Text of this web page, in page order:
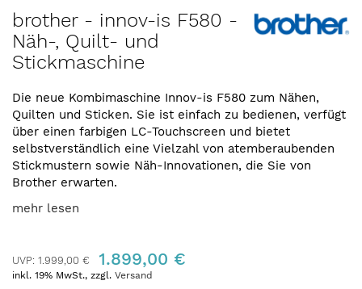
Zum
Anfang
der
Bildergalerie
brother - innov-is F580 -
Näh-, Quilt- und
Stickmaschine
Die neue Kombimaschine Innov-is F580 zum Nähen,
Quilten und Sticken. Sie ist einfach zu bedienen, verfügt
über einen farbigen LC-Touchscreen und bietet
selbstverständlich eine Vielzahl von atemberaubenden
Stickmustern sowie Näh-Innovationen, die Sie von
Brother erwarten.
mehr lesen
UVP: 1.999,00 € 1.899,00 €
inkl. 19% MwSt., zzgl. Versand